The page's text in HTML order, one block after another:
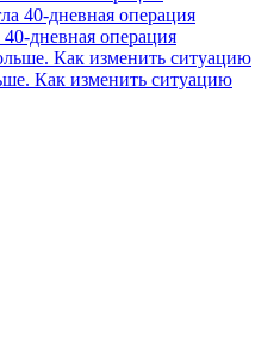
дневная операция
Как изменить ситуацию